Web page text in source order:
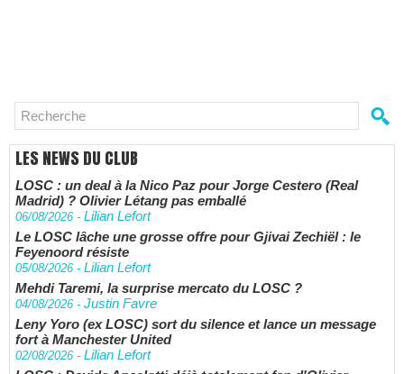
LES NEWS DU CLUB
LOSC : un deal à la Nico Paz pour Jorge Cestero (Real
Madrid) ? Olivier Létang pas emballé
06/08/2026 - Lilian Lefort
Le LOSC lâche une grosse offre pour Gjivai Zechiël : le
Feyenoord résiste
05/08/2026 - Lilian Lefort
Mehdi Taremi, la surprise mercato du LOSC ?
04/08/2026 - Justin Favre
Leny Yoro (ex LOSC) sort du silence et lance un message
fort à Manchester United
02/08/2026 - Lilian Lefort